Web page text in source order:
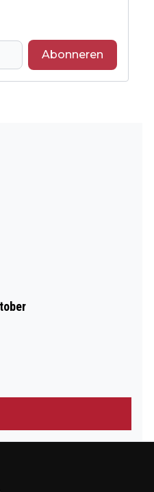
Abonneren
BIJ HIJMAN